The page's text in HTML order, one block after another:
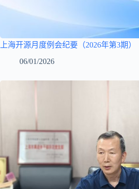
上海开源月度例会纪要（2026年第3期）
06/01/2026